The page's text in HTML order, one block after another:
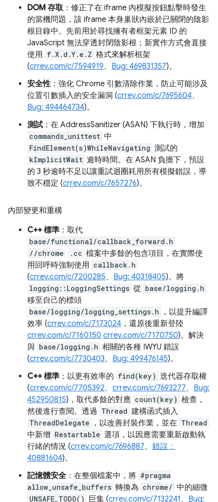
DOM 存取：修正了在 iframe 內模擬按鈕點擊時發生
的當機問題，該 iframe 本身巢狀內嵌於已關閉的陰影
根目錄中。先前用於尋找擁有者框架元素 ID 的
JavaScript 無法穿透封閉陰影根；新實作方式會直接
使用 f.X.d.Y.e.Z 格式來解析框架
(crrev.com/c/7594919、 Bug: 469831357)。
安全性：強化 Chrome 引數清除作業，防止可能涉及
位置引數插入的安全漏洞 (crrev.com/c/7695604、
Bug: 494464734)。
測試 ：在 AddressSanitizer (ASAN) 下執行時，增加
commands_unittest 中
FindElement(s)WhileNavigating 測試的
kImplicitWait 逾時時間。在 ASAN 負擔下，預設
的 3 秒逾時不足以讓重試迴圈耗用所有模擬錯誤，導
致不穩定 (crrev.com/c/7657276)。
內部變更和重構
C++ 標準 ：取代
base/functional/callback_forward.h
//chrome
.cc 檔案中多餘的包含項目，在實際使
用回呼時強制使用 callback.h
(crrev.com/c/7200285、 Bug: 40318405)。將
logging::LoggingSettings 從 base/logging.h
移至自己的標頭
base/logging/logging_settings.h
，以提升編譯
效率 (crrev.com/c/7173024 ，還原後重新登陸
crrev.com/c/7160150 crrev.com/c/7170750)。解決
與 base/logging.h 相關的各種 IWYU 錯誤
(crrev.com/c/7730403、 Bug: 499476145)。
C++ 標準 ：以更有效率的 find(key) 迭代器存取權
(crrev.com/c/7705392、 crrev.com/c/7693277、 Bug:
452950815)，取代多餘的對應 count(key) 檢查，
然後進行查閱。透過 Thread 建構函式插入
ThreadDelegate ，以改善封裝作業，並在 Thread
中新增 Restartable 選項，以因應需要重新啟動執
行緒的情況 (crrev.com/c/7696887、 錯誤：
40881604)。
記憶體安全 ：在整個檔案中，將 #pragma
allow_unsafe_buffers 轉換為 chrome/ 中的細微
UNSAFE_TODO() 巨集 (crrev.com/c/7132241 、 Bug: